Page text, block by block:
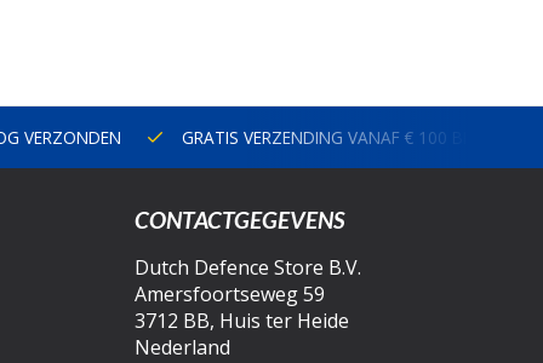
VERZONDEN GRATIS VERZENDING VANAF € 100 BINNEN
CONTACTGEGEVENS
Dutch Defence Store B.V.
Amersfoortseweg 59
3712 BB, Huis ter Heide
Nederland